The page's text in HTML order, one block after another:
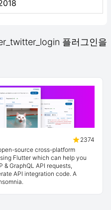
플러그인을
2374
source cross-platform
Flutter which can help you
& GraphQL API requests,
API integration code. A